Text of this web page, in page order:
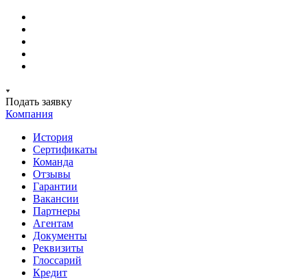
Подать заявку
Компания
История
Сертификаты
Команда
Отзывы
Гарантии
Вакансии
Партнеры
Агентам
Документы
Реквизиты
Глоссарий
Кредит